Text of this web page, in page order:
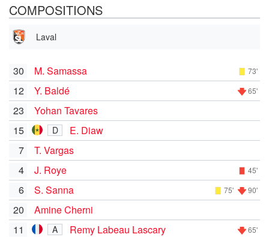
COMPOSITIONS
Laval
30 M. Samassa 73'
12 Y. Baldé 65'
23
Yohan Tavares
15
D
E. Diaw
7
T. Vargas
4
J. Roye 45'
6 S. Sanna 75' 90'
20
Amine Cherni
11
A Remy Labeau Lascary 65'